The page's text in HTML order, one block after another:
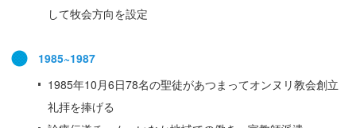
して牧会方向を設定
1985~1987
1985年10月6日78名の聖徒があつまってオンヌリ教会創立
礼拝を捧げる